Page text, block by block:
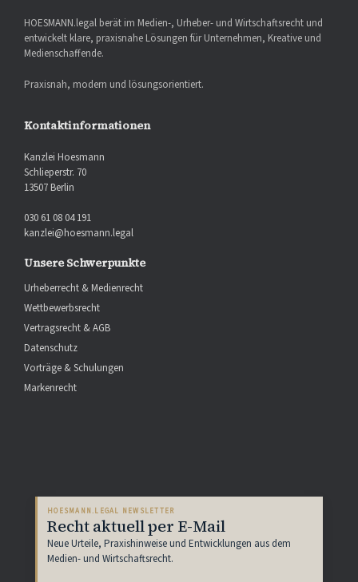
HOESMANN.legal berät im Medien-, Urheber- und Wirtschaftsrecht und
entwickelt klare, praxisnahe Lösungen für Unternehmen, Kreative und
Medienschaffende.
Praxisnah, modern und lösungsorientiert.
Kontaktinformationen
Kanzlei Hoesmann
Schlieperstr. 70
13507 Berlin
030 61 08 04 191
kanzlei@hoesmann.legal
Unsere Schwerpunkte
Urheberrecht & Medienrecht
Wettbewerbsrecht
Vertragsrecht & AGB
Datenschutz
Vorträge & Schulungen
Markenrecht
HOESMANN.LEGAL NEWSLETTER
Recht aktuell per E-Mail
Neue Urteile, Praxishinweise und Entwicklungen aus dem
Medien- und Wirtschaftsrecht.